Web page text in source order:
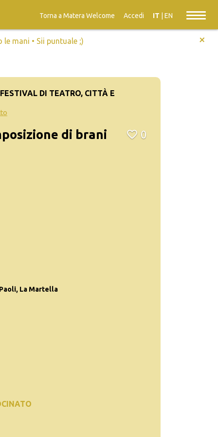
Torna a Matera Welcome Accedi IT EN
le mani • Sii puntuale ;) +
DI TEATRO, CITTÀ E
di brani 0
La Martella